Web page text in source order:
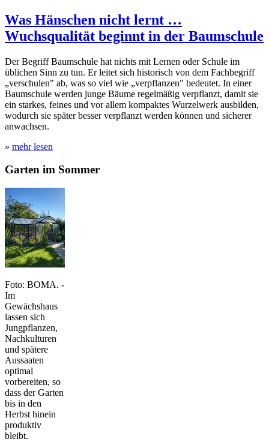
Was Hänschen nicht lernt …
Wuchsqualität beginnt in der Baumschule
Der Begriff Baumschule hat nichts mit Lernen oder Schule im
üblichen Sinn zu tun. Er leitet sich historisch von dem Fachbegriff
„verschulen" ab, was so viel wie „verpflanzen" bedeutet. In einer
Baumschule werden junge Bäume regelmäßig verpflanzt, damit sie
ein starkes, feines und vor allem kompaktes Wurzelwerk ausbilden,
wodurch sie später besser verpflanzt werden können und sicherer
anwachsen.
» mehr lesen
Garten im Sommer
Foto: BOMA. -
Im
Gewächshaus
lassen sich
Jungpflanzen,
Nachkulturen
und spätere
Aussaaten
optimal
vorbereiten, so
dass der Garten
bis in den
Herbst hinein
produktiv
bleibt.